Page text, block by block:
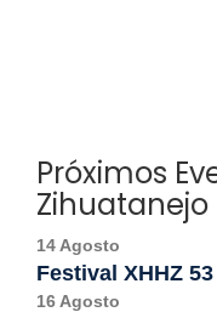
Próximos
Zihuatanejo
14 Agosto
Festival XHHZ 53
16 Agosto